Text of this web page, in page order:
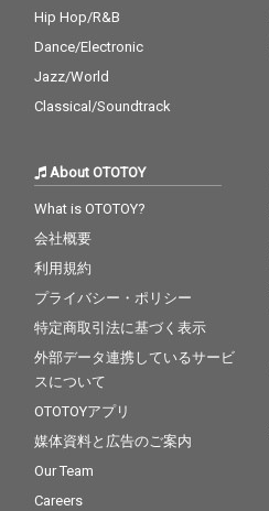
Hip Hop/R&B
Dance/Electronic
Jazz/World
Classical/Soundtrack
About OTOTOY
What is OTOTOY?
会社概要
利用規約
プライバシー・ポリシー
特定商取引法に基づく表示
外部データ連携しているサービ
スについて
OTOTOYアプリ
媒体資料と広告のご案内
Our Team
Careers